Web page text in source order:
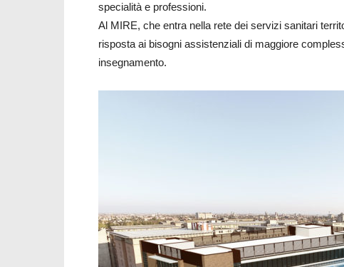
specialità e professioni.
Al MIRE, che entra nella rete dei servizi sanitari
risposta ai bisogni assistenziali di maggiore
insegnamento.